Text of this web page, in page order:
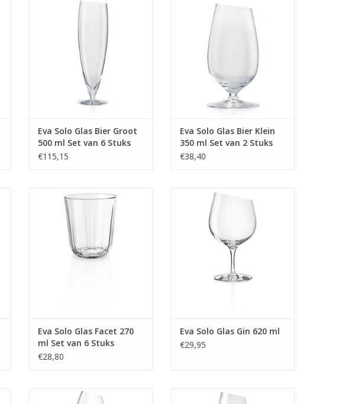
Eva Solo Glas Bier Groot
500 ml Set van 6 Stuks
€115,15
Stuks
Eva Solo Glas Bier Klein
350 ml Set van 2 Stuks
€38,40
Glas Facet 270 ml Set van 6 Stuks
Eva Solo Glas Facet 270
ml Set van 6 Stuks
€28,80
Glas Gin 620 ml
Eva Solo Glas Gin 620 ml
€29,95
Glas Wijn Bourgogne 500 ml
Glas Wijn Magnum 600 ml